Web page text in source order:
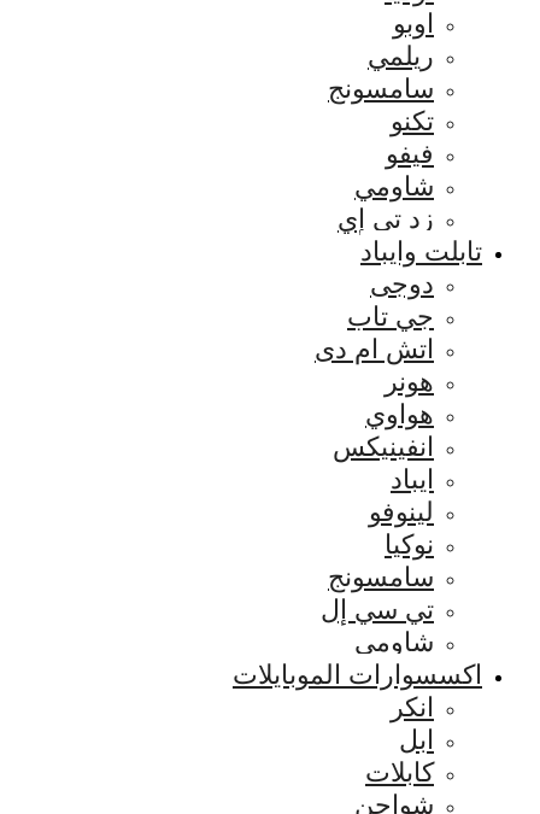
اوبو
ريلمي
سامسونج
تكنو
فيفو
شاومي
زد تي إي
تابلت وايباد
دوجى
جي تاب
اتش ام دى
هونر
هواوي
انفينيكس
ايباد
لينوفو
نوكيا
سامسونج
تي سي إل
شاومي
اكسسوارات الموبايلات
انكر
ابل
كابلات
شواحن